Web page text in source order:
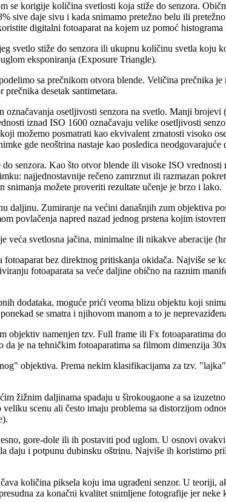
se korigije količina svetlosti koja stiže do senzora.
sive daje sivu i kada snimamo pretežno belu ili
digitalni fotoaparat na kojem uz pomoć
svetlo stiže do senzora ili ukupnu količinu svetla koju
eksponiranja (Exposure Triangle).
sa prečnikom otvora blende. Veličina prečnika
desetak santimetara.
označavanja osetljivosti senzora na svetlo. Manji
iznad ISO 1600 označavaju velike osetljivosti
možemo posmatrati kao ekvivalent zrnatosti visoko
gde neoštrina nastaje kao posledica
senzora. Kao što otvor blende ili visoke ISO
najjednostavnije rečeno zamrznut ili razmazan
možete proveriti rezultate učenje je brzo i lako.
daljinu. Zumiranje na većini današnjih zum objektiva
povlačenja napred nazad jednog prstena kojim
veća svetlosna jačina, minimalne ili nikakve aberacije
bez direktnog pritiskanja okidača. Najviše se
fotoaparata sa veće daljine obično na raznim
dodataka, moguće prići veoma blizu objektu koji
se smatra i njihovom manom a to je
objektiv namenjen tzv. Full frame ili Fx fotoaparatima
je na tehničkim fotoaparatima sa filmom dimenzija
objektiva. Prema nekim klasifikacijama za tzv.
žižnim daljinama spadaju u širokougaone a sa
scenu ali često imaju problema sa distorzijom
gore-dole ili ih postaviti pod uglom. U osnovi
daju i potpunu dubinsku oštrinu. Najviše ih koristimo
količina piksela koju ima ugrađeni senzor. U teoriji,
za konačni kvalitet snimljene fotografije jer